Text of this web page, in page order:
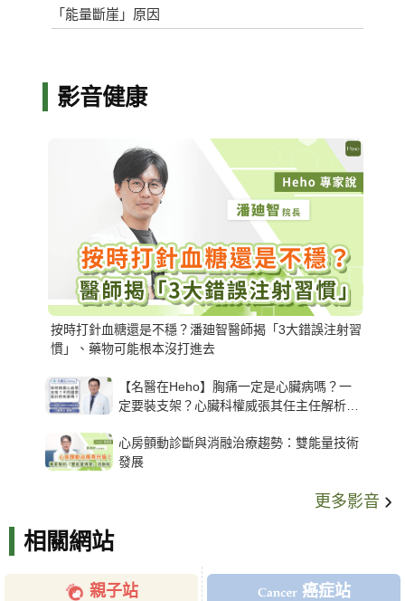
「能量斷崖」原因
影音健康
按時打針血糖還是不穩？潘廸智醫師揭「3大錯誤注射習
慣」、藥物可能根本沒打進去
【名醫在Heho】胸痛一定是心臟病嗎？一
定要裝支架？心臟科權威張其任主任解析支
心房顫動診斷與消融治療趨勢：雙能量技術
發展
更多影音
相關網站
親子站 癌症站